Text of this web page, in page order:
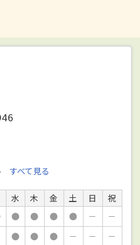
すべて見る
水 木 金 土 日
祝
● ● ● ● －
－
● ● ● － － －